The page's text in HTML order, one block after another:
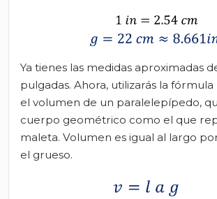
Ya tienes las medidas aproximadas
pulgadas. Ahora, utilizarás la
el volumen de un paralelepípedo,
cuerpo geométrico como el que
maleta. Volumen es igual al largo
el grueso.